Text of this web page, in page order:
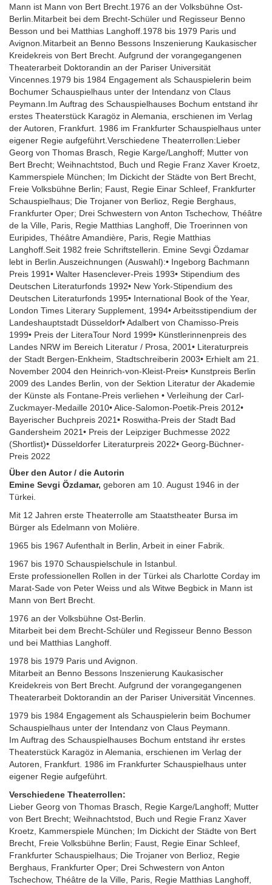
Mann ist Mann von Bert Brecht.1976 an der Volksbühne Ost-
Berlin.Mitarbeit bei dem Brecht-Schüler und Regisseur Benno
Besson und bei Matthias Langhoff.1978 bis 1979 Paris und
Avignon.Mitarbeit an Benno Bessons Inszenierung Kaukasischer
Kreidekreis von Bert Brecht. Aufgrund der vorangegangenen
Theaterarbeit Doktorandin an der Pariser Universität
Vincennes.1979 bis 1984 Engagement als Schauspielerin beim
Bochumer Schauspielhaus unter der Intendanz von Claus
Peymann.Im Auftrag des Schauspielhauses Bochum entstand ihr
erstes Theaterstück Karagöz in Alemania, erschienen im Verlag
der Autoren, Frankfurt. 1986 im Frankfurter Schauspielhaus unter
eigener Regie aufgeführt.Verschiedene Theaterrollen:Lieber
Georg von Thomas Brasch, Regie Karge/Langhoff; Mutter von
Bert Brecht; Weihnachtstod, Buch und Regie Franz Xaver Kroetz,
Kammerspiele München; Im Dickicht der Städte von Bert Brecht,
Freie Volksbühne Berlin; Faust, Regie Einar Schleef, Frankfurter
Schauspielhaus; Die Trojaner von Berlioz, Regie Berghaus,
Frankfurter Oper; Drei Schwestern von Anton Tschechow, Théâtre
de la Ville, Paris, Regie Matthias Langhoff, Die Troerinnen von
Euripides, Théâtre Amandière, Paris, Regie Matthias
Langhoff.Seit 1982 freie Schriftstellerin. Emine Sevgi Özdamar
lebt in Berlin.Auszeichnungen (Auswahl):• Ingeborg Bachmann
Preis 1991• Walter Hasenclever-Preis 1993• Stipendium des
Deutschen Literaturfonds 1992• New York-Stipendium des
Deutschen Literaturfonds 1995• International Book of the Year,
London Times Literary Supplement, 1994• Arbeitsstipendium der
Landeshauptstadt Düsseldorf• Adalbert von Chamisso-Preis
1999• Preis der LiteraTour Nord 1999• Künstlerinnenpreis des
Landes NRW im Bereich Literatur / Prosa, 2001• Literaturpreis
der Stadt Bergen-Enkheim, Stadtschreiberin 2003• Erhielt am 21.
November 2004 den Heinrich-von-Kleist-Preis• Kunstpreis Berlin
2009 des Landes Berlin, von der Sektion Literatur der Akademie
der Künste als Fontane-Preis verliehen • Verleihung der Carl-
Zuckmayer-Medaille 2010• Alice-Salomon-Poetik-Preis 2012•
Bayerischer Buchpreis 2021• Roswitha-Preis der Stadt Bad
Gandersheim 2021• Preis der Leipziger Buchmesse 2022
(Shortlist)• Düsseldorfer Literaturpreis 2022• Georg-Büchner-
Preis 2022
Über den Autor / die Autorin
Emine Sevgi Özdamar, geboren am 10. August 1946 in der
Türkei.
Mit 12 Jahren erste Theaterrolle am Staatstheater Bursa im
Bürger als Edelmann von Molière.
1965 bis 1967 Aufenthalt in Berlin, Arbeit in einer Fabrik.
1967 bis 1970 Schauspielschule in Istanbul.
Erste professionellen Rollen in der Türkei als Charlotte Corday im
Marat-Sade von Peter Weiss und als Witwe Begbick in Mann ist
Mann von Bert Brecht.
1976 an der Volksbühne Ost-Berlin.
Mitarbeit bei dem Brecht-Schüler und Regisseur Benno Besson
und bei Matthias Langhoff.
1978 bis 1979 Paris und Avignon.
Mitarbeit an Benno Bessons Inszenierung Kaukasischer
Kreidekreis von Bert Brecht. Aufgrund der vorangegangenen
Theaterarbeit Doktorandin an der Pariser Universität Vincennes.
1979 bis 1984 Engagement als Schauspielerin beim Bochumer
Schauspielhaus unter der Intendanz von Claus Peymann.
Im Auftrag des Schauspielhauses Bochum entstand ihr erstes
Theaterstück Karagöz in Alemania, erschienen im Verlag der
Autoren, Frankfurt. 1986 im Frankfurter Schauspielhaus unter
eigener Regie aufgeführt.
Verschiedene Theaterrollen:
Lieber Georg von Thomas Brasch, Regie Karge/Langhoff; Mutter
von Bert Brecht; Weihnachtstod, Buch und Regie Franz Xaver
Kroetz, Kammerspiele München; Im Dickicht der Städte von Bert
Brecht, Freie Volksbühne Berlin; Faust, Regie Einar Schleef,
Frankfurter Schauspielhaus; Die Trojaner von Berlioz, Regie
Berghaus, Frankfurter Oper; Drei Schwestern von Anton
Tschechow, Théâtre de la Ville, Paris, Regie Matthias Langhoff,